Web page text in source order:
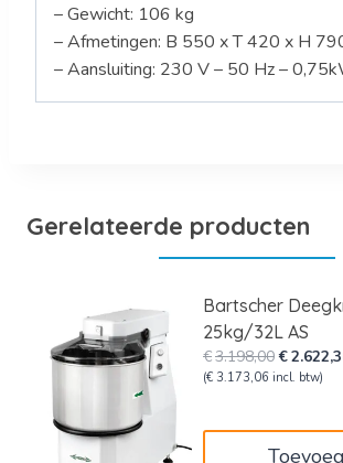
– Gewicht: 106 kg
– Afmetingen: B 550 x T 420 x H
– Aansluiting: 230 V – 50 Hz –
Gerelateerde producten
Bartscher
25kg/32L AS
€3.198,00
prijs
€
(€ 3.173,06 incl. btw)